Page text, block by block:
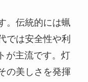
。伝統的には蝋
では安全性や利
が主流です。灯
の美しさを発揮